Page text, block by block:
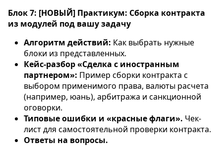
Блок 7: [НОВЫЙ] Практикум: Сборка контракта
из модулей под вашу задачу
Алгоритм действий: Как выбрать нужные
блоки из представленных.
Кейс-разбор «Сделка с иностранным
партнером»: Пример сборки контракта с
выбором применимого права, валюты расчета
(например, юань), арбитража и санкционной
оговорки.
Типовые ошибки и «красные флаги». Чек-
лист для самостоятельной проверки контракта.
Ответы на вопросы.